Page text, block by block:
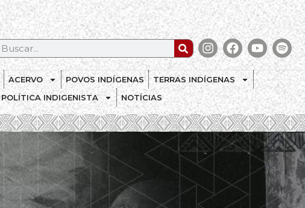
ACERVO POVOS INDÍGENAS
TERRAS INDÍGENAS
POLÍTICA INDIGENISTA
NOTÍCIAS